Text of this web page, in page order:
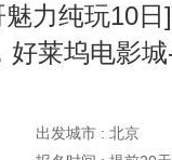
力纯玩10
好莱坞电影
出发城市 : 北京